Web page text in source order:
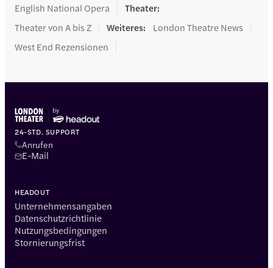
English National Opera
Theater:
Theater von A bis Z
Weiteres:
London Theatre News
West End Rezensionen
24-STD. SUPPORT
Anrufen
E-Mail
HEADOUT
Unternehmensangaben
Datenschutzrichtlinie
Nutzungsbedingungen
Stornierungsfrist